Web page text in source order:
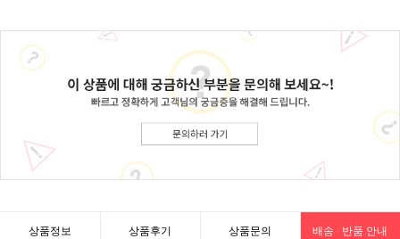
상품정보 상품후기 상품문의 배송 · 반품 안내